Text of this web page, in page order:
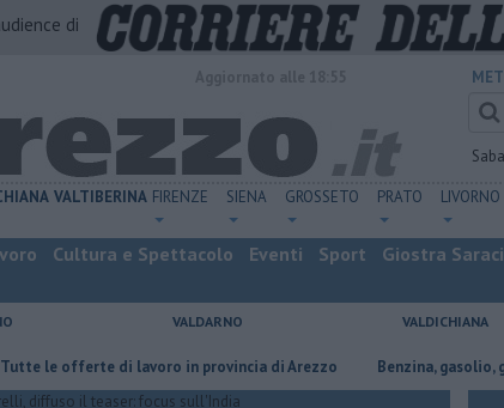
di
VALTIBERINA FIRENZE SIENA GROSSETO PRATO LIVORNO
Cultura e Spettacolo Eventi Sport Giostra
VALDARNO VALDICHIANA
offerte di lavoro in provincia di Arezzo ​Benzina, gasolio, gpl,